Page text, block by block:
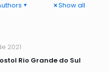
Show all
2021
Rio Grande do Sul